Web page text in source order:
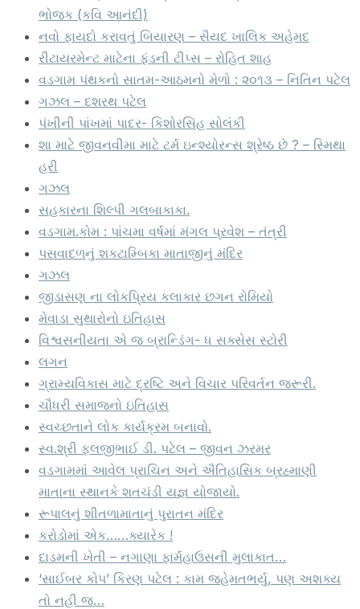
ભોજક (કવિ આનંદી)
નવો ફાયદો કરાવતું બિયારણ – સૈયદ ખાલિક અહેમદ
રીટાયરમેન્ટ માટેના ફંડની ટીપ્સ – રોહિત શાહ
વડગામ પંથકનો સાતમ-આઠમનો મેળો : ૨૦૧૩ – નિતિન પટેલ
ગઝલ – દશરથ પટેલ
પંખીની પાંખમાં પાદર- કિશોરસિંહ સોલંકી
શા માટે જીવનવીમા માટે ટર્મ ઇન્શ્યોરન્સ શ્રેષ્ઠ છે ? – સ્મિથા
હરી
ગઝલ
સહકારના શિલ્પી ગલબાકાકા.
વડગામ.કોમ : પાંચમા વર્ષમાં મંગલ પ્રવેશ – તંત્રી
પસવાદળનું શકટામ્બિકા માતાજીનું મંદિર
ગઝલ
જીડાસણ ના લોકપ્રિય કલાકાર છગન રોમિયો
મેવાડા સુથારોનો ઇતિહાસ
વિશ્વસનીયતા એ જ બ્રાન્ડિંગ- ધ સક્સેસ સ્ટોરી
લગન
ગ્રામ્યવિકાસ માટે દ્રષ્ટિ અને વિચાર પરિવર્તન જરૂરી.
ચૌધરી સમાજનો ઇતિહાસ
સ્વચ્છતાને લોક કાર્યક્રમ બનાવો.
સ્વ.શ્રી ફલજીભાઈ ડી. પટેલ – જીવન ઝરમર
વડગામમાં આવેલ પ્રાચિન અને ઐતિહાસિક બ્રહ્માણી
માતાના સ્થાનકે શતચંડી યજ્ઞ યોજાયો.
રૂપાલનું શીતળામાતાનું પુરાતન મંદિર
કરોડોમાં એક……ક્યારેક !
દાડમની ખેતી – નગાણા ફાર્મહાઉસની મુલાકાત…
‘સાઈબર કોપ’ કિરણ પટેલ : કામ જહેમતભર્યુ, પણ અશક્ય
તો નહી જ…